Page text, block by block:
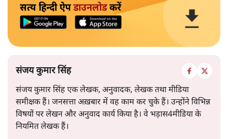
सत्य हिन्दी ऐपडाउनलोडकरें
संजय कुमार सिंह
संजय कुमार सिंह एक लेखक, अनुवादक, लेखक तथा मीडिया
समीक्षक हैं। जनसत्ता अख़बार में वह काम कर चुके हैं। उन्होंने विभिन्न
विषयों पर लेखन और अनुवाद कार्य किया है। वे भड़ास4मीडिया के
नियमित लेखक हैं।